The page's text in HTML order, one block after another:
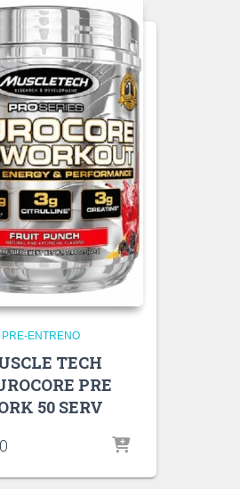
PRE-ENTRENO
TECH
PRE
50 SERV